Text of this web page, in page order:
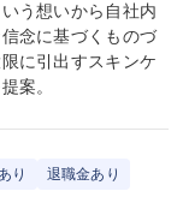
う想いから自社内
念に基づくものづ
に引出すスキンケ
案。
り
退職金あり